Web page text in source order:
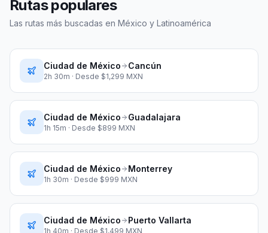
Rutas populares
Las rutas más buscadas en México y Latinoamérica
Ciudad de México Cancún
2h 30m · Desde $1,299 MXN
Ciudad de México Guadalajara
1h 15m · Desde $899 MXN
Ciudad de México Monterrey
1h 30m · Desde $999 MXN
Ciudad de México Puerto Vallarta
1h 40m · Desde $1,499 MXN